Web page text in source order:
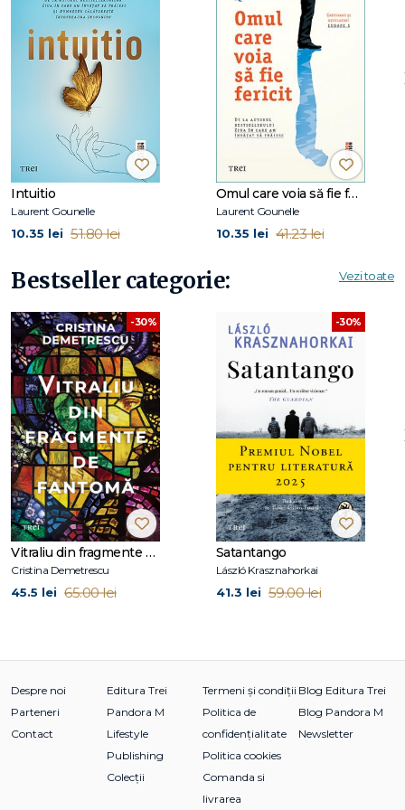
ofere răspunsuri la o întrebare fundamentală: cum să ne
atingem potențialul maxim și cum să găsim un sens vieții?
Romanele luiGounelle
, care vădesc pasiunea sa pentru
filosofie, psihologie și dezvoltare personală, au fost publicate
în 40 de țări și s-au vândut în peste 5 milioane de
exemplare.
Îl puteți urmări pe www.laurentgounelle.com.
La Editura Trei, a mai apărut romanul
Ziua în care am
învățat să trăiesc.
Intuitio
Laurent Gounelle
10.35 lei 51.80 lei
Omul care voia să fie fericit
Laurent Gounelle
10.35 lei 41.23 lei
Bestseller categorie: Vezi toate
-30%
Vitraliu din fragmente de fantomă
Cristina Demetrescu
45.5 lei 65.00 lei
-30%
Satantango
László Krasznahorkai
41.3 lei 59.00 lei
Despre noi
Parteneri
Contact
Editura Trei
Pandora M
Lifestyle
Publishing
Colecții
Termeni și condiții
Politica de
confidențialitate
Politica cookies
Comanda si
livrarea
Blog Editura Trei
Blog Pandora M
Newsletter